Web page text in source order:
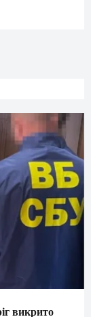
викрито